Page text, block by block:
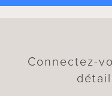
Connectez-